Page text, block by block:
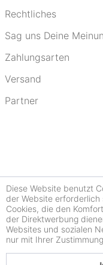
Rechtliches
Sag uns Deine
Zahlungsarten
Versand
Partner
Diese Website benutzt
der Website
Cookies, die den
der Direktwerbung
Websites und sozialen
nur mit Ihrer